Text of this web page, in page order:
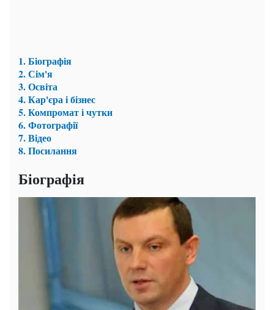
1. Біографія
2. Сім'я
3. Освіта
4. Кар'єра і бізнес
5. Компромат і чутки
6. Фотографії
7. Відео
8. Посилання
Біографія